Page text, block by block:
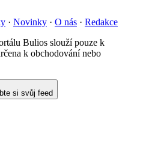
· Novinky · O nás · Redakce
Bulios slouží pouze k
k obchodování nebo
si svůj feed